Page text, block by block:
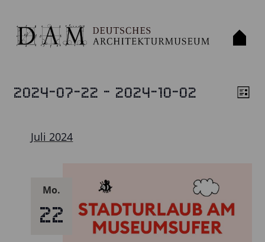
VERANSTALTUNGEN Liste
2024-07-22 - 2024-10-02
wählen.Juli 2024
Mo.
22